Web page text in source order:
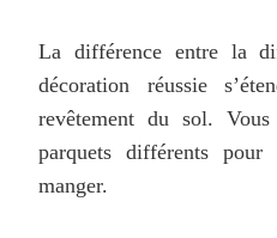
La différence entre la
décoration réussie
revêtement du sol.
parquets différents
manger.